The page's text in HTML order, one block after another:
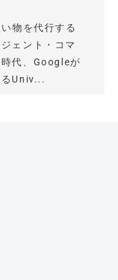
物を代行する
ジェント・コマ
代、Googleが
Univ...